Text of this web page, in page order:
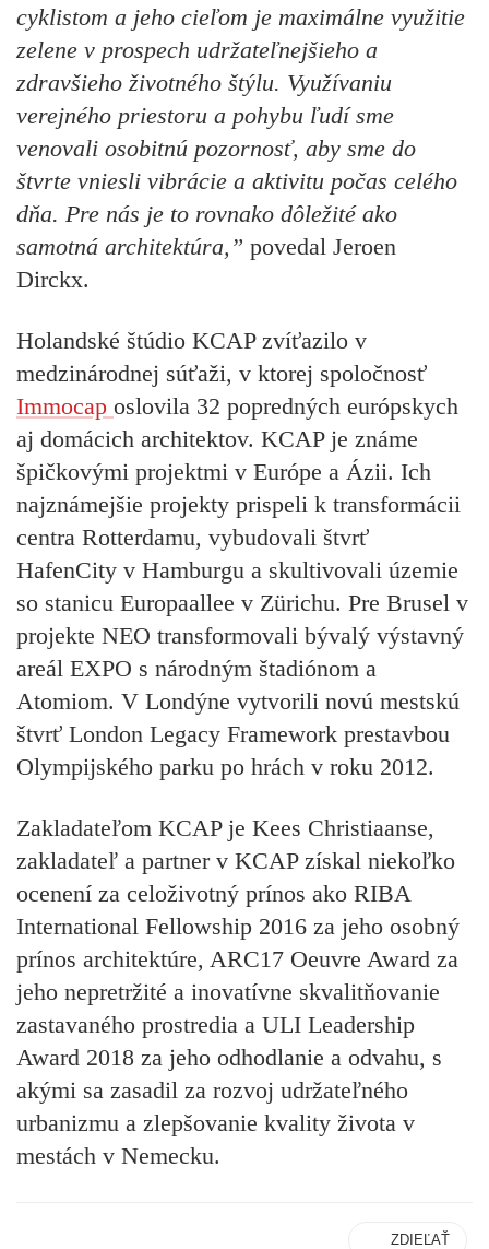
cyklistom a jeho cieľom je maximálne využitie
zelene v prospech udržateľnejšieho a
zdravšieho životného štýlu. Využívaniu
verejného priestoru a pohybu ľudí sme
venovali osobitnú pozornosť, aby sme do
štvrte vniesli vibrácie a aktivitu počas celého
dňa. Pre nás je to rovnako dôležité ako
samotná architektúra,” povedal Jeroen
Dirckx.
Holandské štúdio KCAP zvíťazilo v
medzinárodnej súťaži, v ktorej spoločnosť
Immocap oslovila 32 popredných európskych
aj domácich architektov. KCAP je známe
špičkovými projektmi v Európe a Ázii. Ich
najznámejšie projekty prispeli k transformácii
centra Rotterdamu, vybudovali štvrť
HafenCity v Hamburgu a skultivovali územie
so stanicu Europaallee v Zürichu. Pre Brusel v
projekte NEO transformovali bývalý výstavný
areál EXPO s národným štadiónom a
Atomiom. V Londýne vytvorili novú mestskú
štvrť London Legacy Framework prestavbou
Olympijského parku po hrách v roku 2012.
Zakladateľom KCAP je Kees Christiaanse,
zakladateľ a partner v KCAP získal niekoľko
ocenení za celoživotný prínos ako RIBA
International Fellowship 2016 za jeho osobný
prínos architektúre, ARC17 Oeuvre Award za
jeho nepretržité a inovatívne skvalitňovanie
zastavaného prostredia a ULI Leadership
Award 2018 za jeho odhodlanie a odvahu, s
akými sa zasadil za rozvoj udržateľného
urbanizmu a zlepšovanie kvality života v
mestách v Nemecku.
ZDIEĽAŤ